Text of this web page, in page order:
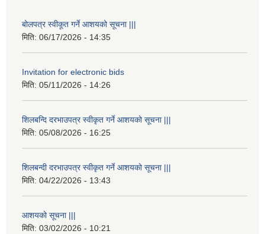
बोलपत्र स्वीकूत गर्ने आशयको सूचना |||
मिति: 06/17/2026 - 14:35
Invitation for electronic bids
मिति: 05/11/2026 - 14:26
शिलबन्दि दरभाउपत्र स्वीकृत गर्ने आशयको सूचना |||
मिति: 05/08/2026 - 16:25
शिलबन्दी दरभाउपत्र स्वीकृत गर्ने आशयको सूचना |||
मिति: 04/22/2026 - 13:43
आशयको सूचना |||
मिति: 03/02/2026 - 10:21